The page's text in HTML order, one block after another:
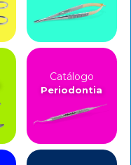
Catálogo
Periodontia